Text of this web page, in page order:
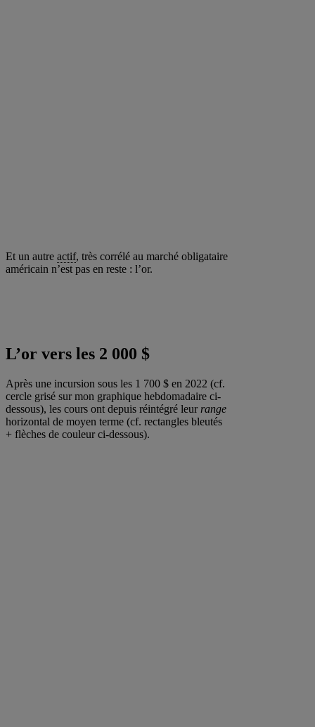
Et un autre actif, très corrélé au marché obligataire
américain n’est pas en reste : l’or.
L’or vers les 2 000 $
Après une incursion sous les 1 700 $ en 2022 (cf.
cercle grisé sur mon graphique hebdomadaire ci-
dessous), les cours ont depuis réintégré leur range
horizontal de moyen terme (cf. rectangles bleutés
+ flèches de couleur ci-dessous).